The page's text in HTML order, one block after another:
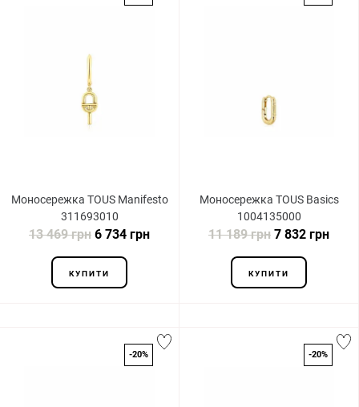
Моносережка TOUS Manifesto
311693010
13 469 грн 6 734 грн
КУПИТИ
Моносережка TOUS Basics
1004135000
11 189 грн 7 832 грн
КУПИТИ
-20% -20%